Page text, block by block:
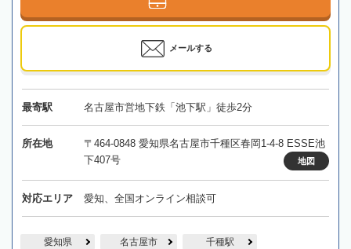
メールする
最寄駅 名古屋市営地下鉄「池下駅」徒歩2分
所在地
〒464-0848 愛知県名古屋市千種区春岡1-4-8 ESSE池
下407号
地図
対応エリア 愛知、全国オンライン相談可
愛知県 名古屋市 千種駅